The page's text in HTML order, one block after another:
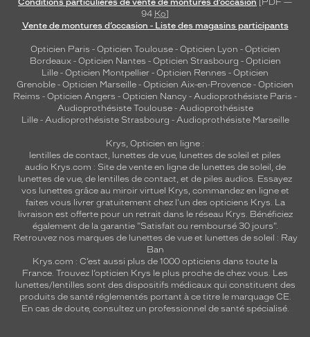
Conditions particulières de vente de montures d’occasion [PDF —
94 Ko]
Vente de montures d’occasion - Liste des magasins participants
Opticien Paris - Opticien Toulouse- Opticien Lyon - Opticien
Bordeaux- Opticien Nantes - Opticien Strasbourg - Opticien
Lille - Opticien Montpellier - Opticien Rennes - Opticien
Grenoble - Opticien Marseille - Opticien Aix-en-Provence - Opticien
Reims - Opticien Angers - Opticien Nancy - Audioprothésiste Paris -
Audioprothésiste Toulouse- Audioprothésiste
Lille- Audioprothésiste Strasbourg - Audioprothésiste Marseille
Krys, Opticien en ligne :
lentilles de contact, lunettes de vue, lunettes de soleil et piles
audio Krys.com : Site de vente en ligne de lunettes de soleil, de
lunettes de vue, de lentilles de contact, et de piles audios. Essayez
vos lunettes grâce au miroir virtuel Krys, commandez en ligne et
faites vous livrer gratuitement chez l'un des opticiens Krys. La
livraison est offerte pour un retrait dans le réseau Krys. Bénéficiez
également de la garantie "Satisfait ou remboursé 30 jours".
Retrouvez nos marques de lunettes de vue et lunettes de soleil : Ray
Ban
Krys.com : C’est aussi plus de 1000 opticiens dans toute la
France. Trouvez l’opticien Krys le plus proche de chez vous. Les
lunettes/lentilles sont des dispositifs médicaux qui constituent des
produits de santé réglementés portant à ce titre le marquage CE.
En cas de doute, consultez un professionnel de santé spécialisé.